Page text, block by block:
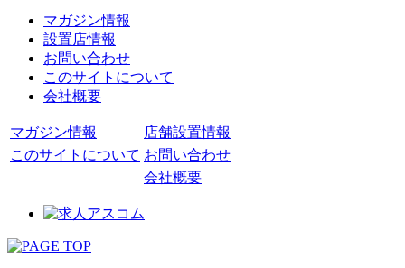
マガジン情報
設置店情報
お問い合わせ
このサイトについて
会社概要
マガジン情報
店舗設置情報
このサイトについて お問い合わせ
会社概要